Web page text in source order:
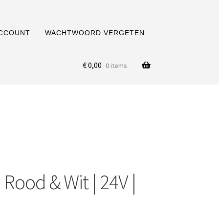
WACHTWOORD VERGETEN
€0,00 0 items
& Wit | 24V |